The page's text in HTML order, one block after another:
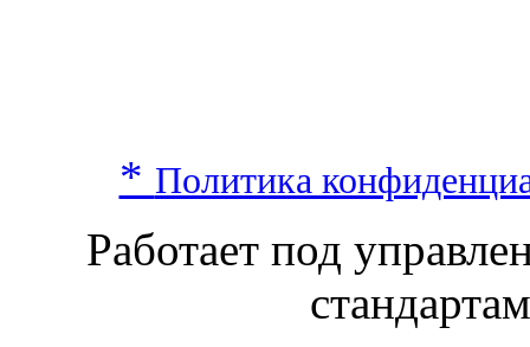
* Политика
Работает под